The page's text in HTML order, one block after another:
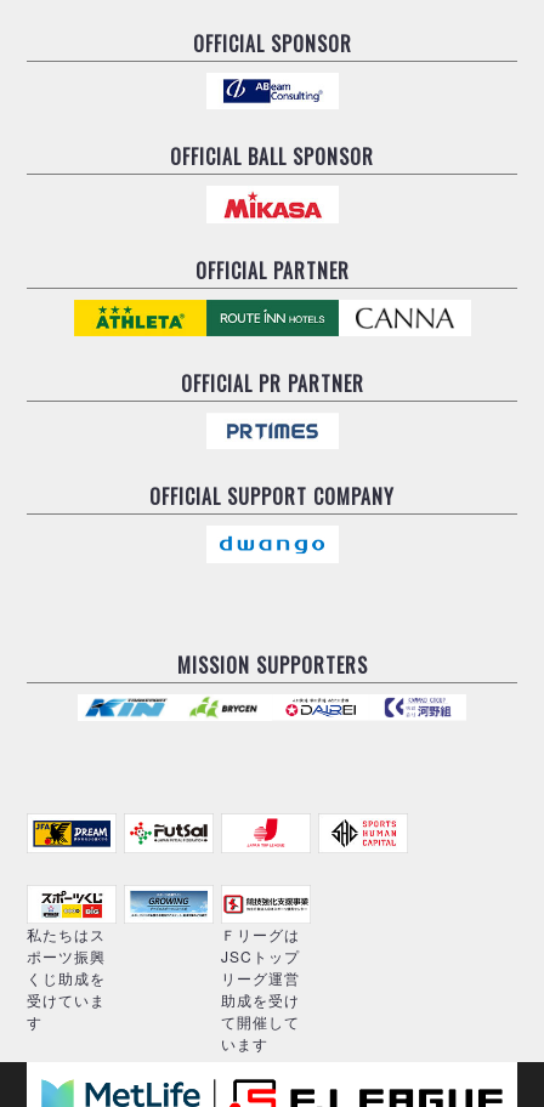
OFFICIAL SPONSOR
OFFICIAL BALL SPONSOR
OFFICIAL PARTNER
OFFICIALPR PARTNER
OFFICIAL SUPPORT COMPANY
MISSION SUPPORTERS
私たちはス
ポーツ振興
くじ助成を
受けていま
す
Ｆリーグは
JSCトップ
リーグ運営
助成を受け
て開催して
います